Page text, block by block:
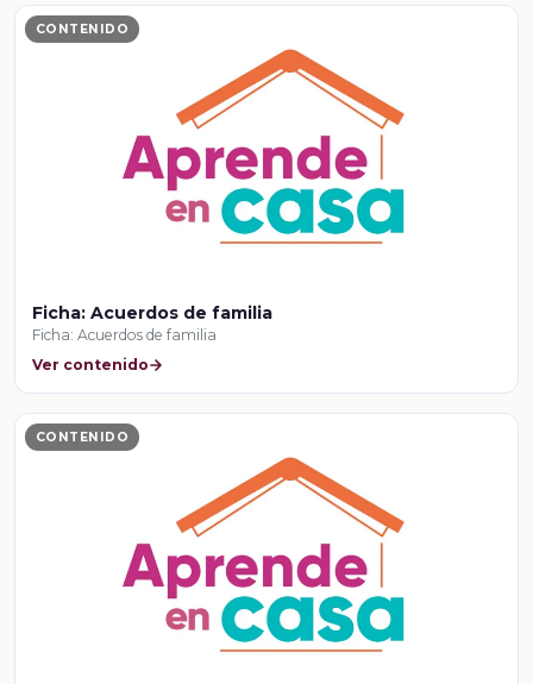
CONTENIDO
Ficha: Acuerdos de familia
Ficha: Acuerdos de familia
Ver contenido
CONTENIDO